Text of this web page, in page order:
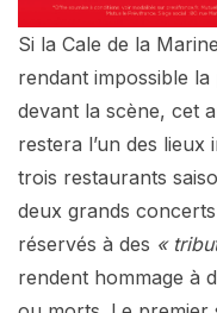
Si la Cale de la
rendant impossible
devant la scène, cet
restera l’un des lieux
trois restaurants
deux grands
réservés à des «
rendent hommage à